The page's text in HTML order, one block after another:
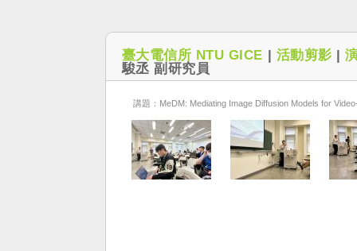
臺大電信所 NTU GICE | 活動剪影 |
駿丞 副研究員
講題：MeDM: Mediating Image Diffusion Models for